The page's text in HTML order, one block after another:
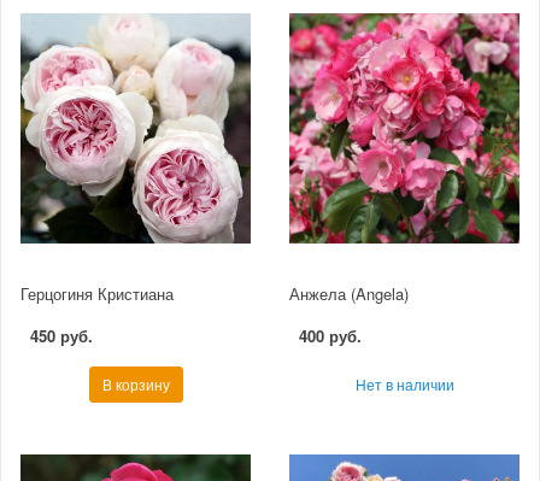
Герцогиня Кристиана
450 руб.
В корзину
Анжела (Angela)
400 руб.
Нет в наличии